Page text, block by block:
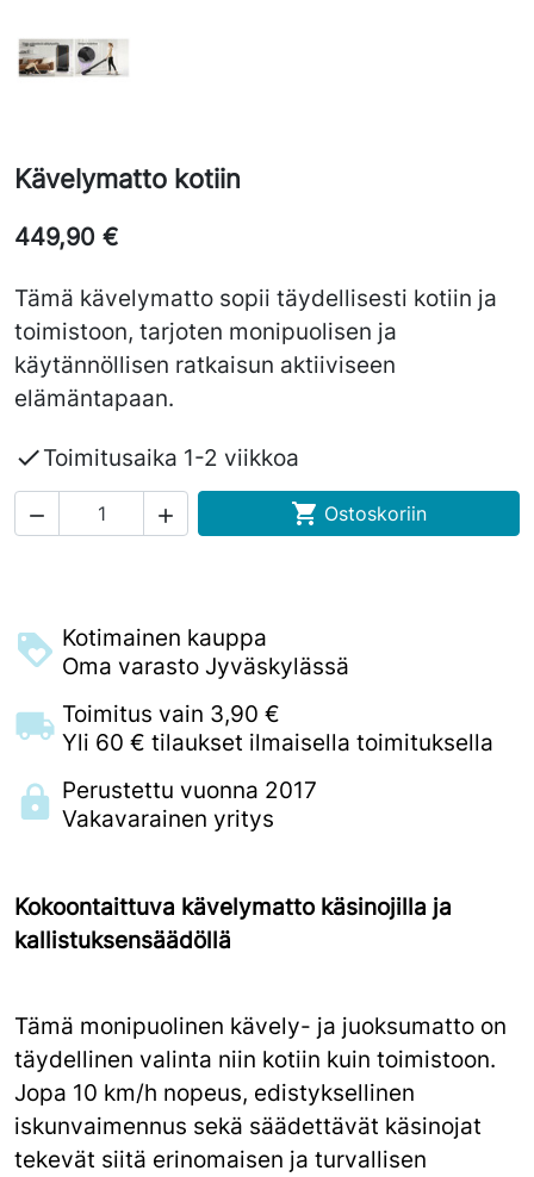
Kävelymatto kotiin
449,90 €
Tämä kävelymatto sopii täydellisesti kotiin ja
toimistoon, tarjoten monipuolisen ja
käytännöllisen ratkaisun aktiiviseen
elämäntapaan.
Toimitusaika 1-2 viikkoa
   Ostoskoriin
Kotimainen kauppa
Oma varasto Jyväskylässä
Toimitus vain 3,90 €
Yli 60 € tilaukset ilmaisella toimituksella
Perustettu vuonna 2017
Vakavarainen yritys
Kokoontaittuva kävelymatto käsinojilla ja
kallistuksensäädöllä
Tämä monipuolinen kävely- ja juoksumatto on
täydellinen valinta niin kotiin kuin toimistoon.
Jopa 10 km/h nopeus, edistyksellinen
iskunvaimennus sekä säädettävät käsinojat
tekevät siitä erinomaisen ja turvallisen